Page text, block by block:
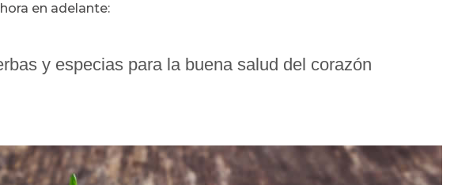
en adelante:
y especias para la buena salud del corazón